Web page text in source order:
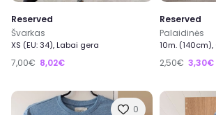
Reserved
Švarkas
XS (EU: 34), Labai gera
7,00€ 8,02€
Reserved
Palaidinės
10m. (140cm),
2,50€ 3,30€
0